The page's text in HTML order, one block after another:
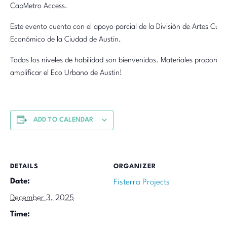
CapMetro Access.
Este evento cuenta con el apoyo parcial de la División de Artes
Económico de la Ciudad de Austin.
Todos los niveles de habilidad son bienvenidos. Materiales
amplificar el Eco Urbano de Austin!
ADD TO CALENDAR
DETAILS
Date:
December 3, 2025
Time:
ORGANIZER
Fisterra Projects